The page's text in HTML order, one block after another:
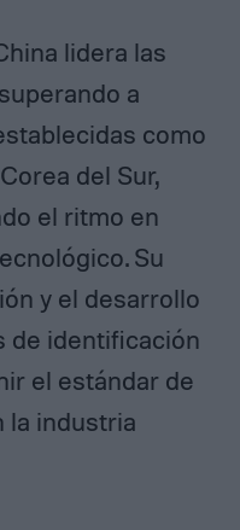
lidera las
a
como
del Sur,
el ritmo en
Su
y el desarrollo
de identificación
el estándar de
la industria